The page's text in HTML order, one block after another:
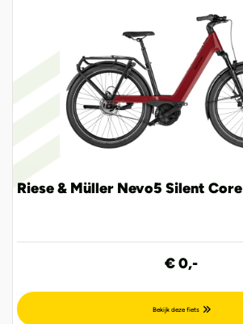
Riese & Müller Nevo5 Silent Core
€ 0,-
Bekijk deze fiets